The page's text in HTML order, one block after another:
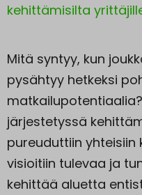
kehittämisilta
Mitä syntyy, kun
pysähtyy hetkeksi
järjestetyssä
pureuduttiin yhteisiin
visioitiin tulevaa ja
kehittää aluetta